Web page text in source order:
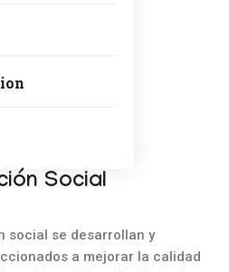
Social
social se desarrollan y
a mejorar la calidad